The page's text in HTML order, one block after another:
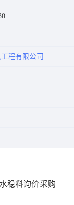
程有限公司
稳料询价采购